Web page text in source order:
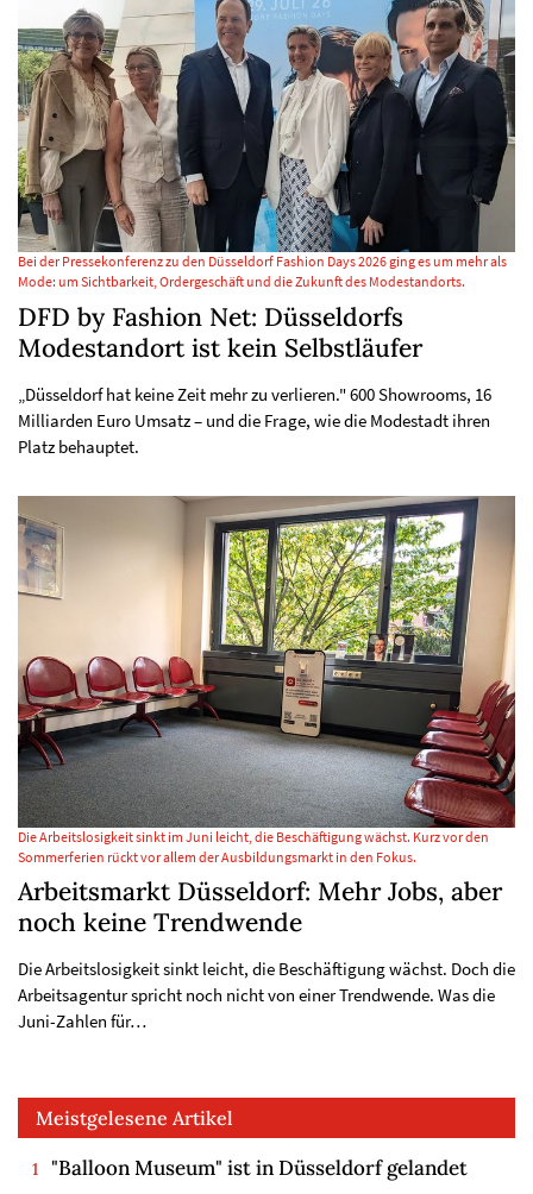
Bei der Pressekonferenz zu den Düsseldorf Fashion Days 2026 ging es um mehr als
Mode: um Sichtbarkeit, Ordergeschäft und die Zukunft des Modestandorts.
DFD by Fashion Net: Düsseldorfs
Modestandort ist kein Selbstläufer
„Düsseldorf hat keine Zeit mehr zu verlieren." 600 Showrooms, 16
Milliarden Euro Umsatz – und die Frage, wie die Modestadt ihren
Platz behauptet.
Die Arbeitslosigkeit sinkt im Juni leicht, die Beschäftigung wächst. Kurz vor den
Sommerferien rückt vor allem der Ausbildungsmarkt in den Fokus.
Arbeitsmarkt Düsseldorf: Mehr Jobs, aber
noch keine Trendwende
Die Arbeitslosigkeit sinkt leicht, die Beschäftigung wächst. Doch die
Arbeitsagentur spricht noch nicht von einer Trendwende. Was die
Juni-Zahlen für…
Meistgelesene Artikel
"Balloon Museum" ist in Düsseldorf gelandet